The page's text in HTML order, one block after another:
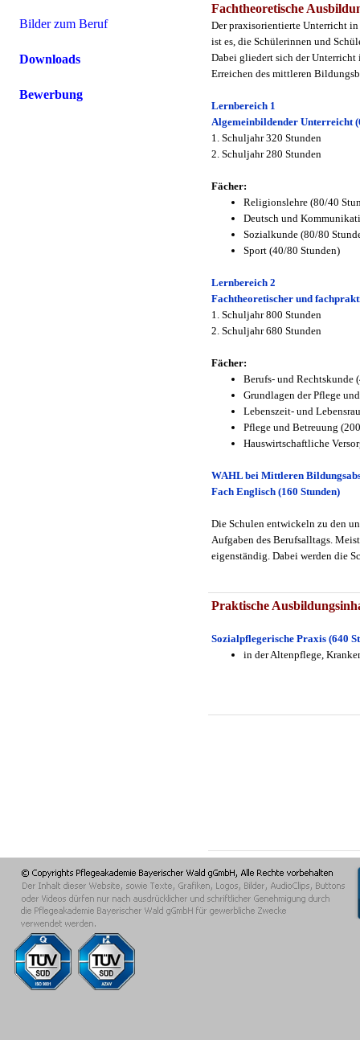
Bilder zum Beruf
Downloads
Bewerbung
Fachtheoretische
Der praxisorientierte Unterricht
ist es, die Schülerinnen und
Dabei gliedert sich der Unterricht
Erreichen des mittleren
Lernbereich 1
Algemeinbildender Unterreicht
1. Schuljahr 320 Stunden
2. Schuljahr 280 Stunden
Fächer:
Religionslehre (80/40
Deutsch und
Sozialkunde (80/80
Sport (40/80 Stunden)
Lernbereich 2
Fachtheoretischer und
1. Schuljahr 800 Stunden
2. Schuljahr 680 Stunden
Fächer:
Berufs- und Rechtskunde
Grundlagen der Pflege
Lebenszeit- und
Pflege und Betreuung
Hauswirtschaftliche
WAHL bei Mittleren
Fach Englisch (160 Stunden)
Die Schulen entwickeln zu den
Aufgaben des Berufsalltags.
eigenständig. Dabei werden die
Praktische
Sozialpflegerische Praxis (640
in der Altenpflege,